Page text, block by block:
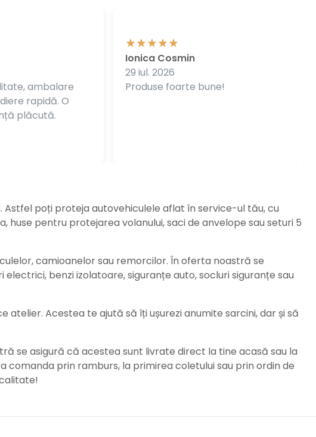
ambalare
rapidă. O
plăcută.
Produse foarte bune!
Ionica Cosmin
29 iul. 2026
Astfel poți proteja autovehiculele aflat în service-ul tău, cu
pentru protejarea volanului, saci de anvelope sau seturi 5
camioanelor sau remorcilor. În oferta noastră se
benzi izolatoare, siguranțe auto, socluri siguranțe sau
Acestea te ajută să îți ușurezi anumite sarcini, dar și să
se asigură că acestea sunt livrate direct la tine acasă sau la
comanda prin ramburs, la primirea coletului sau prin ordin de